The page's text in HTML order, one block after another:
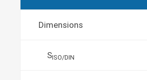
Dimensions
SISO/DIN